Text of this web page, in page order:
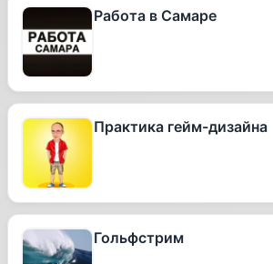
Работа в Самаре
Практика гейм-дизайна
Гольфстрим